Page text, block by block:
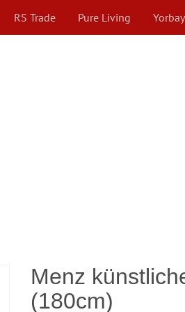
RS Trade Pure Living Yorbay
Menz
(180cm)